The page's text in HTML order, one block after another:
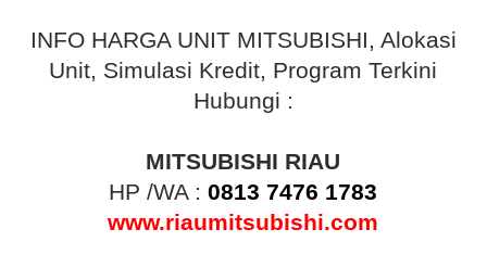
INFO HARGA UNIT MITSUBISHI, Alokasi
Unit, Simulasi Kredit, Program Terkini
Hubungi :
MITSUBISHI RIAU
HP /WA :0813 7476 1783
www.riaumitsubishi.com